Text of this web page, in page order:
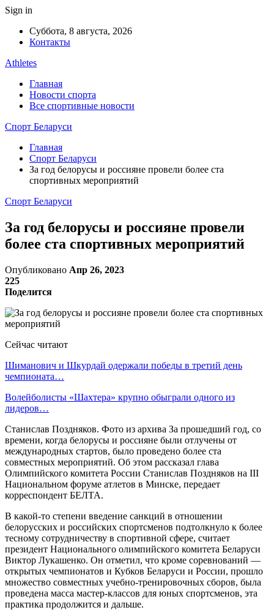
Sign in
Суббота, 8 августа, 2026
Контакты
Athletes
Главная
Новости спорта
Все спортивные новости
Спорт Беларуси
Главная
Спорт Беларуси
За год белорусы и россияне провели более ста
спортивных мероприятий
Спорт Беларуси
За год белорусы и россияне провели
более ста спортивных мероприятий
Опубликовано Апр 26, 2023
225
Поделится
Сейчас читают
Шиманович и Шкурдай одержали победы в третий день
чемпионата…
Волейболисты «Шахтера» крупно обыграли одного из
лидеров…
Станислав Поздняков. Фото из архива За прошедший год, со
времени, когда белорусы и россияне были отлучены от
международных стартов, было проведено более ста
совместных мероприятий. Об этом рассказал глава
Олимпийского комитета России Станислав Поздняков на III
Национальном форуме атлетов в Минске, передает
корреспондент БЕЛТА.
В какой-то степени введение санкций в отношении
белорусских и российских спортсменов подтолкнуло к более
тесному сотрудничеству в спортивной сфере, считает
президент Национального олимпийского комитета Беларуси
Виктор Лукашенко. Он отметил, что кроме соревнований —
открытых чемпионатов и Кубков Беларуси и России, прошло
множество совместных учебно-тренировочных сборов, была
проведена масса мастер-классов для юных спортсменов, эта
практика продолжится и дальше.